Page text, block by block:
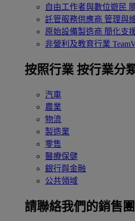
自由工作者與數位遊民
託管服務供應商 管理與
原始設備製造商 簡化支
非營利及教育行業
按照行業 按行業分
汽車
農業
物流
製造業
零售
醫療保健
銀行與金融
公共領域
請聯絡我們的銷售